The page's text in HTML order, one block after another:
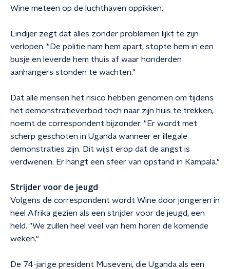
Wine meteen op de luchthaven oppikken.
Lindijer zegt dat alles zonder problemen lijkt te zijn
verlopen. "De politie nam hem apart, stopte hem in een
busje en leverde hem thuis af waar honderden
aanhangers stonden te wachten."
Dat alle mensen het risico hebben genomen om tijdens
het demonstratieverbod toch naar zijn huis te trekken,
noemt de correspondent bijzonder. "Er wordt met
scherp geschoten in Uganda wanneer er illegale
demonstraties zijn. Dit wijst erop dat de angst is
verdwenen. Er hangt een sfeer van opstand in Kampala."
Strijder voor de jeugd
Volgens de correspondent wordt Wine door jongeren in
heel Afrika gezien als een strijder voor de jeugd, een
held. "We zullen heel veel van hem horen de komende
weken."
De 74-jarige president Museveni, die Uganda als een